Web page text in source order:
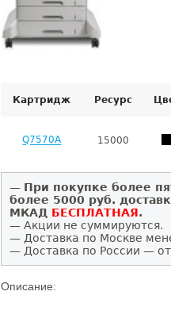
Картридж Ресурс
Q7570A 15000
— При покупке более
более 5000 руб.
МКАД БЕСПЛАТНАЯ.
— Акции не суммируются.
— Доставка по Москве
— Доставка по России —
Описание: